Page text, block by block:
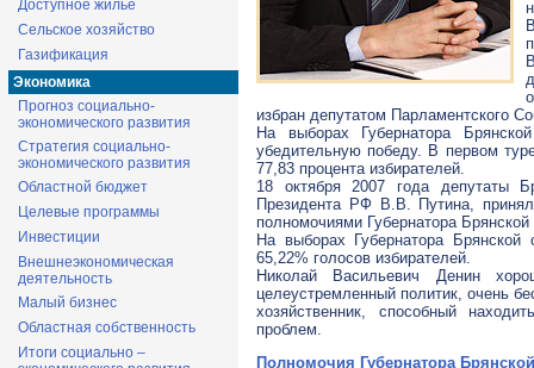
Доступное жилье
Сельское хозяйство
Газификация
Экономика
Прогноз социально-
экономического развития
Стратегия социально-
экономического развития
Областной бюджет
Целевые программы
Инвестиции
Внешнеэкономическая
деятельность
Малый бизнес
Областная собственность
Итоги социально –
избран депутатом Парламентского
На выборах Губернатора
убедительную победу. В первом
77,83 процента избирателей.
18 октября 2007 года депутаты
Президента РФ В.В. Путина,
полномочиями Губернатора Брянской
На выборах Губернатора
65,22% голосов избирателей.
Николай Васильевич Денин
целеустремленный политик, очень
хозяйственник, способный
проблем.
Полномочия Губернатора